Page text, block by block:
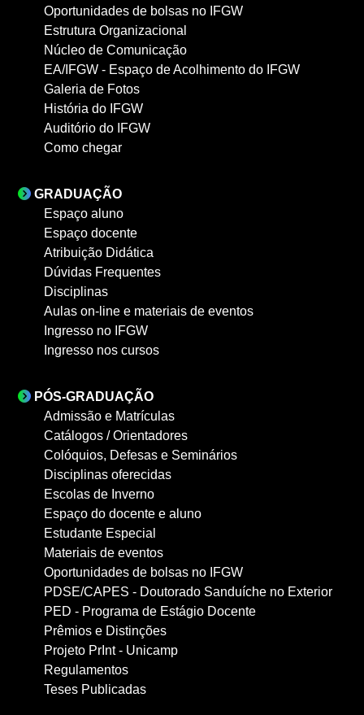
Oportunidades de bolsas no IFGW
Estrutura Organizacional
Núcleo de Comunicação
EA/IFGW - Espaço de Acolhimento do IFGW
Galeria de Fotos
História do IFGW
Auditório do IFGW
Como chegar
GRADUAÇÃO
Espaço aluno
Espaço docente
Atribuição Didática
Dúvidas Frequentes
Disciplinas
Aulas on-line e materiais de eventos
Ingresso no IFGW
Ingresso nos cursos
PÓS-GRADUAÇÃO
Admissão e Matrículas
Catálogos / Orientadores
Colóquios, Defesas e Seminários
Disciplinas oferecidas
Escolas de Inverno
Espaço do docente e aluno
Estudante Especial
Materiais de eventos
Oportunidades de bolsas no IFGW
PDSE/CAPES - Doutorado Sanduíche no Exterior
PED - Programa de Estágio Docente
Prêmios e Distinções
Projeto PrInt - Unicamp
Regulamentos
Teses Publicadas